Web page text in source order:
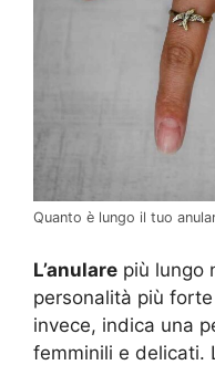
Quanto è lungo il tuo
L’anulare più lungo
personalità più
invece, indica una
femminili e delicati.